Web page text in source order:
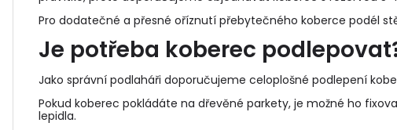
Pro dodatečné a přesné oříznutí přebytečného koberce podél
Je potřeba koberec
Jako správní podlaháři doporučujeme celoplošné podlepení
Pokud koberec pokládáte na dřevěné parkety, je možné ho
lepidla.